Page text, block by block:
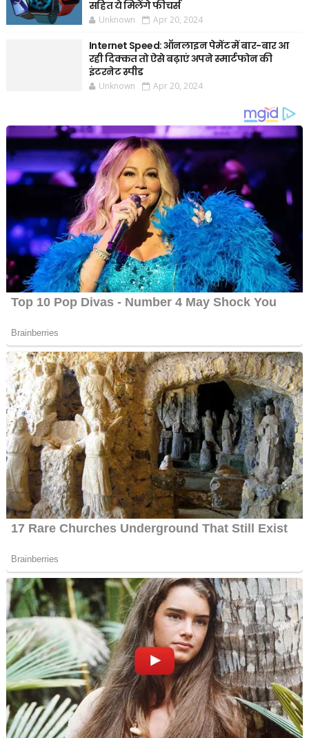
सहित ये मिलेंगे फीचर्स
Unknown Apr 20, 2024
Internet Speed: ऑनलाइन पेमेंट में बार-बार आ
रही दिक्कत तो ऐसे बढ़ाएं अपने स्मार्टफोन की
इंटरनेट स्पीड
Unknown Apr 20, 2024